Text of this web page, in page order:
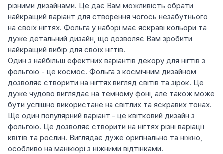
різними дизайнами. Це дає Вам можливість обрати
найкращий варіант для створення чогось незабутнього
на своїх нігтях. Фольга у наборі має яскраві кольори та
дуже детальний дизайн, що дозволяє Вам зробити
найкращий вибір для своїх нігтів.
Один з найбільш ефектних варіантів декору для нігтів з
фольгою - це космос. Фольга з космічним дизайном
дозволяє створити на нігтях вигляд світів та зірок. Це
дуже чудово виглядає на темному фоні, але також може
бути успішно використане на світлих та яскравих тонах.
Ще один популярний варіант - це квітковий дизайн з
фольгою. Це дозволяє створити на нігтях різні варіації
квітів та рослин. Виглядає дуже оригінально та ніжно,
особливо на манікюрі з ніжними відтінками.